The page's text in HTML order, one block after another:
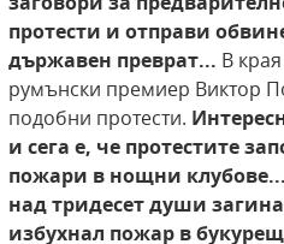
протести и отправи
държавен преврат... В
румънски премиер Виктор
подобни протести.
и сега е, че протестите
пожари в нощни
надтридесет души
избухнал пожар в